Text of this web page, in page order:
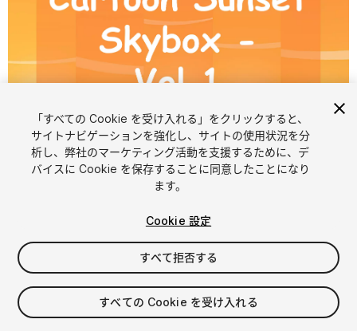
1 /6
$10
消費税は決済時に計算されます
「すべての Cookie を受け入れる」をクリックすると、
サイトナビゲーションを強化し、サイトの使用状況を分
析し、弊社のマーケティング活動を支援するために、デ
バイスに Cookie を保存することに同意したことになり
ます。
Cookie 設定
すべて拒否する
すべての Cookie を受け入れる